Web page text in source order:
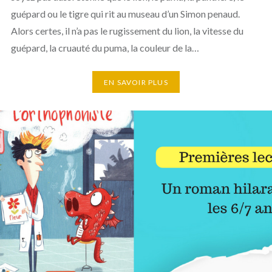
guépard ou le tigre qui rit au museau d’un Simon penaud.
Alors certes, il n’a pas le rugissement du lion, la vitesse du
guépard, la cruauté du puma, la couleur de la…
EN SAVOIR PLUS